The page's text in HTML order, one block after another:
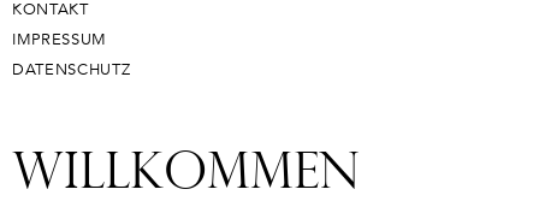
KONTAKT
IMPRESSUM
DATENSCHUTZ
Willkommen